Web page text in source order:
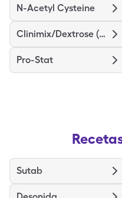
N-Acetyl Cysteine
Clinimix/Dextrose (4.25/5)
Pro-Stat
Sutab